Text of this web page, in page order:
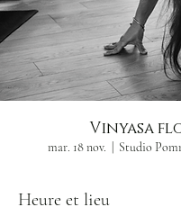
Vinyasa
mar. 18 nov. Studio
Heure et lieu